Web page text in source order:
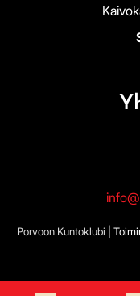
Porvoon Kuntoklubi |